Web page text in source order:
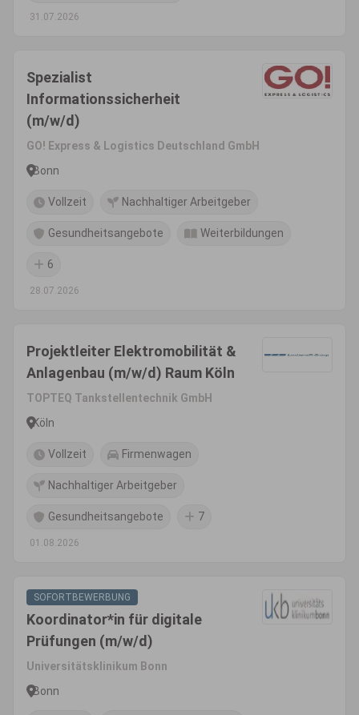
31.07.2026
Spezialist
Informationssicherheit
(m/w/d)
GO! Express & Logistics Deutschland GmbH
Bonn
Vollzeit Nachhaltiger Arbeitgeber
Gesundheitsangebote Weiterbildungen
6
28.07.2026
Projektleiter Elektromobilität &
Anlagenbau (m/w/d) Raum Köln
TOPTEQ Tankstellentechnik GmbH
Köln
Vollzeit Firmenwagen
Nachhaltiger Arbeitgeber
Gesundheitsangebote 7
01.08.2026
SOFORTBEWERBUNG
Koordinator*in für digitale
Prüfungen (m/w/d)
Universitätsklinikum Bonn
Bonn